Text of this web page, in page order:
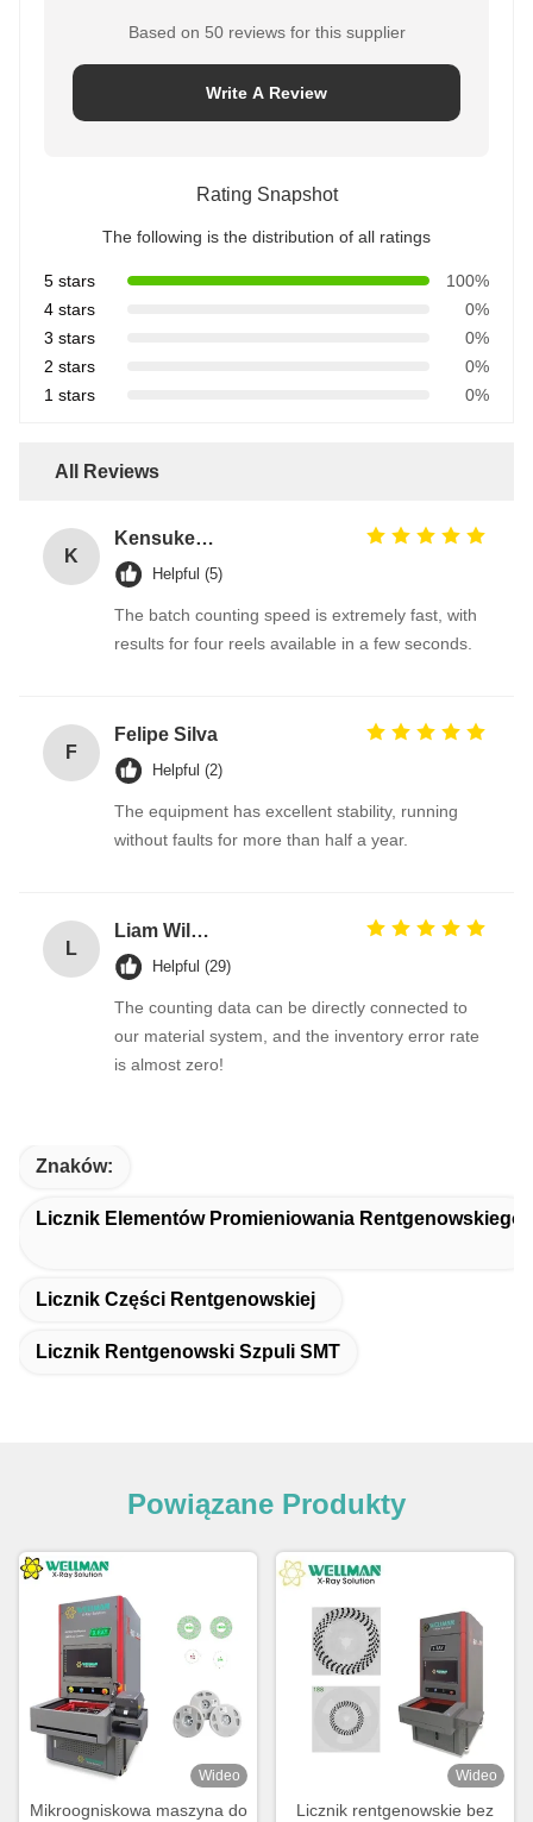
Based on 50 reviews for this supplier
Write A Review
Rating Snapshot
The following is the distribution of all ratings
5 stars
100%
4 stars
0%
3 stars
0%
2 stars
0%
1 stars
0%
All Reviews
K
Kensuke Sato
Helpful (5)
The batch counting speed is extremely fast, with
results for four reels available in a few seconds.
F
Felipe Silva
Helpful (2)
The equipment has excellent stability, running
without faults for more than half a year.
L
Liam Wilson
Helpful (29)
The counting data can be directly connected to
our material system, and the inventory error rate
is almost zero!
Znaków:
Licznik Elementów Promieniowania Rentgenowskiego
Licznik Części Rentgenowskiej
Licznik Rentgenowski Szpuli SMT
Powiązane Produkty
Wideo
Mikroogniskowa maszyna do
Wideo
Licznik rentgenowskie bez